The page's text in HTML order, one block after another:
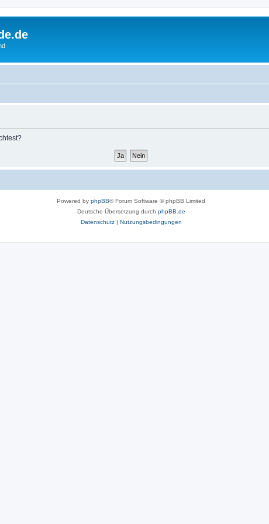
Powered by phpBB® Forum Software © phpBB Limited
Deutsche Übersetzung durch phpBB.de
Datenschutz| Nutzungsbedingungen